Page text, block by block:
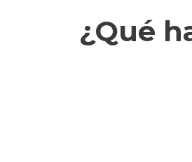
¿Qué